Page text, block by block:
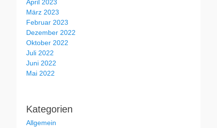
April 2023
März 2023
Februar 2023
Dezember 2022
Oktober 2022
Juli 2022
Juni 2022
Mai 2022
Kategorien
Allgemein